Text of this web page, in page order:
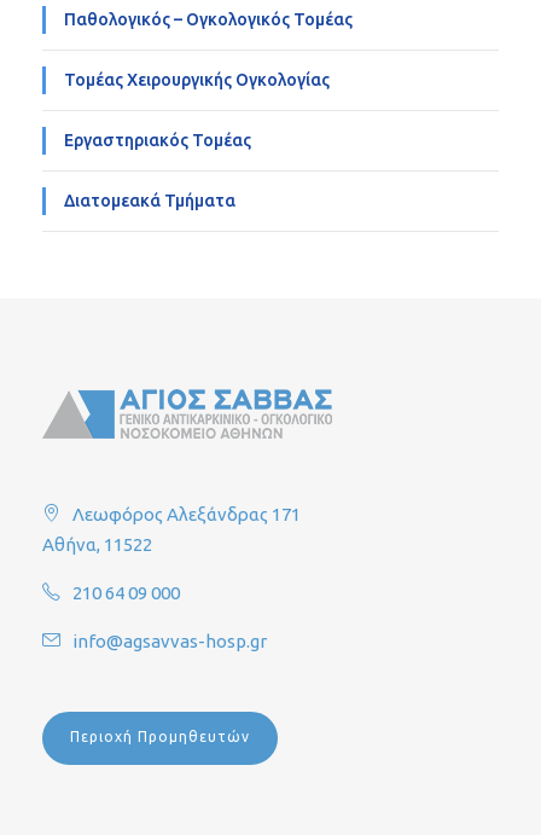
Παθολογικός – Ογκολογικός Τομέας
Τομέας Χειρουργικής Ογκολογίας
Εργαστηριακός Τομέας
Διατομεακά Τμήματα
Λεωφόρος Αλεξάνδρας 171
Αθήνα, 11522
210 64 09 000
info@agsavvas-hosp.gr
Περιοχή Προμηθευτών